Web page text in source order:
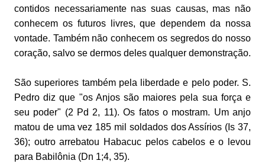
contidos necessariamente nas suas causas, mas não
conhecem os futuros livres, que dependem da nossa
vontade. Também não conhecem os segredos do nosso
coração, salvo se dermos deles qualquer demonstração.
São superiores também pela liberdade e pelo poder. S.
Pedro diz que "os Anjos são maiores pela sua força e
seu poder" (2 Pd 2, 11). Os fatos o mostram. Um anjo
matou de uma vez 185 mil soldados dos Assírios (Is 37,
36); outro arrebatou Habacuc pelos cabelos e o levou
para Babilônia (Dn 1;4, 35).